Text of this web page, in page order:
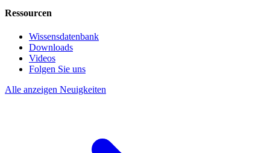
Ressourcen
Wissensdatenbank
Downloads
Videos
Folgen Sie uns
Alle anzeigen Neuigkeiten